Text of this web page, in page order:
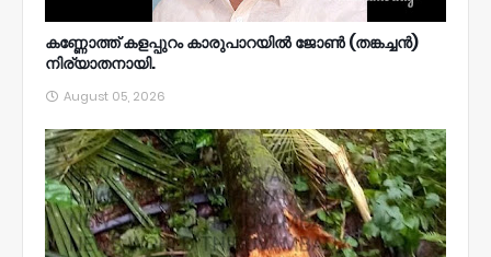
കണ്ണോത്ത് കളപ്പുറം കാരുപാറയിൽ ജോൺ (തങ്കച്ചൻ)
നിര്യാതനായി.
August 05, 2026